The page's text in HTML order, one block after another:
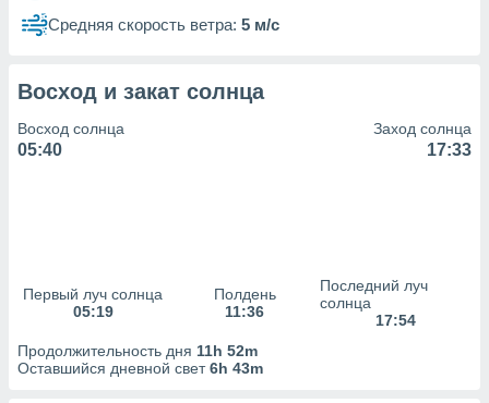
рекламы
сведения
Средняя скорость ветра: 5 м/с
Восход и закат солнца
Восход солнца
05:40
Заход солнца
17:33
Первый луч солнца
05:19
Полдень
11:36
Последний луч
солнца
17:54
Продолжительность дня 11h 52m
Оставшийся дневной свет6h 43m